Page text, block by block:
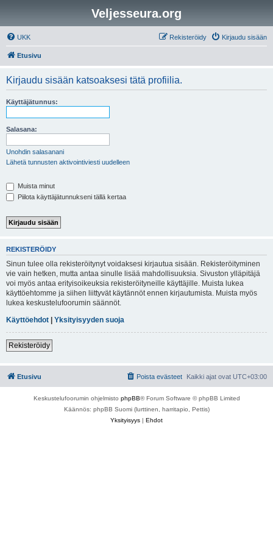
Veljesseura.org
UKK Kirjaudu sisään
Rekisteröidy
Etusivu
Kirjaudu sisään katsoaksesi tätä profiilia.
Käyttäjätunnus:
Salasana:
Unohdin salasanani
Lähetä tunnusten aktivointiviesti uudelleen
Muista minut
Piilota käyttäjätunnukseni tällä kertaa
REKISTERÖIDY
Sinun tulee olla rekisteröitynyt voidaksesi kirjautua sisään. Rekisteröityminen
vie vain hetken, mutta antaa sinulle lisää mahdollisuuksia. Sivuston ylläpitäjä
voi myös antaa erityisoikeuksia rekisteröityneille käyttäjille. Muista lukea
käyttöehtomme ja siihen liittyvät käytännöt ennen kirjautumista. Muista myös
lukea keskustelufoorumin säännöt.
Käyttöehdot | Yksityisyyden suoja
Rekisteröidy
Etusivu Kaikki ajat ovat UTC+03:00
Poista evästeet
Keskustelufoorumin ohjelmisto phpBB® Forum Software © phpBB Limited
Käännös: phpBB Suomi (lurttinen, harritapio, Pettis)
Yksityisyys | Ehdot